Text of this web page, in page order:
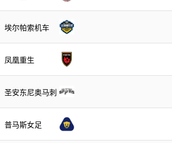
埃尔帕索机车
凤凰重生
圣安东尼奥马刺
普马斯女足